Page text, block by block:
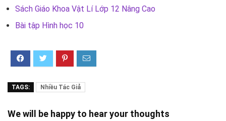
Sách Giáo Khoa Vật Lí Lớp 12 Nâng Cao
Bài tập Hình học 10
TAGS: Nhiều Tác Giả
We will be happy to hear your thoughts